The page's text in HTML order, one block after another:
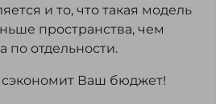
и то, что такая модель
пространства, чем
по отдельности.
сэкономит Ваш бюджет!